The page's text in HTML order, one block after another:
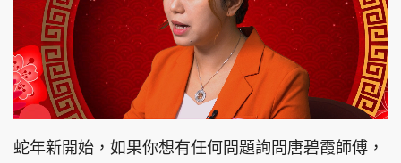
Copyright © 東周網 版權所有 . 不得轉載
©Eastweek.com.hk. All rights reserved.
U
n
t
e
o
e
d
蛇年新開始，如果你想有任何問題詢問唐碧霞師傅，